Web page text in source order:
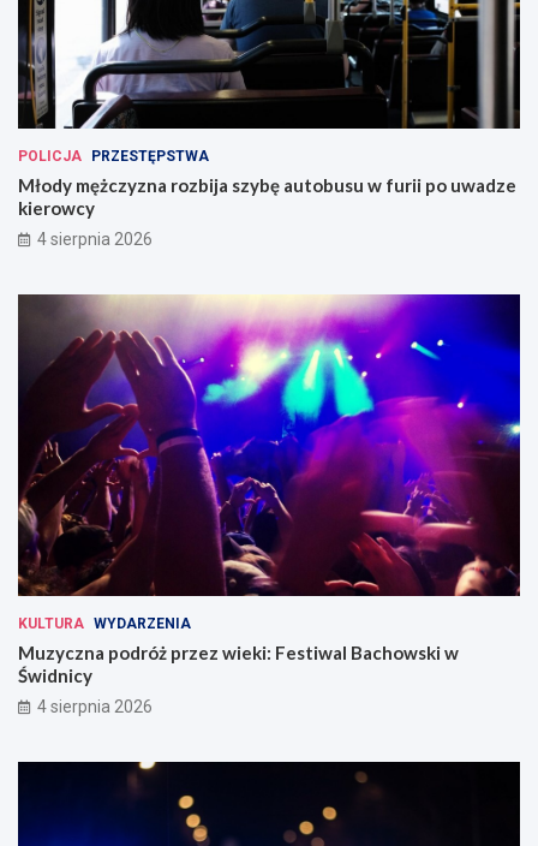
POLICJA PRZESTĘPSTWA
Młody mężczyzna rozbija szybę autobusu w furii po uwadze
kierowcy
4 sierpnia 2026
KULTURA WYDARZENIA
Muzyczna podróż przez wieki: Festiwal Bachowski w
Świdnicy
4 sierpnia 2026